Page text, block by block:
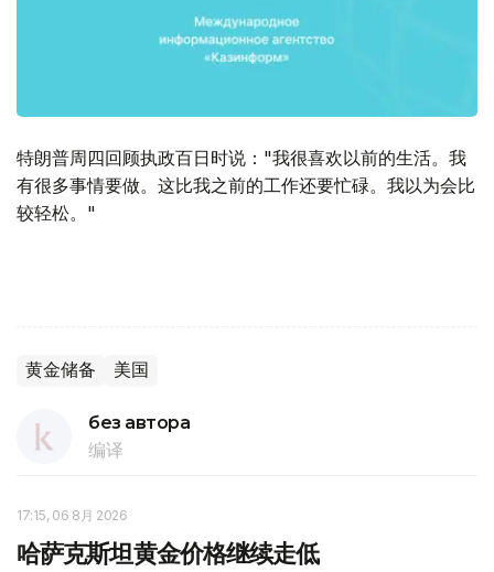
特朗普周四回顾执政百日时说："我很喜欢以前的生活。我
有很多事情要做。这比我之前的工作还要忙碌。我以为会比
较轻松。"
黄金储备 美国
без автора
编译
17:15, 06 8月 2026
哈萨克斯坦黄金价格继续走低